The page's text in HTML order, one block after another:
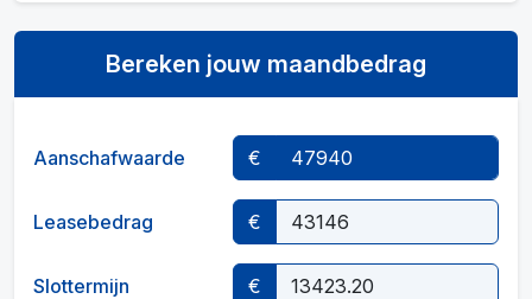
Bereken jouw maandbedrag
Aanschafwaarde €
Leasebedrag €
Slottermijn €